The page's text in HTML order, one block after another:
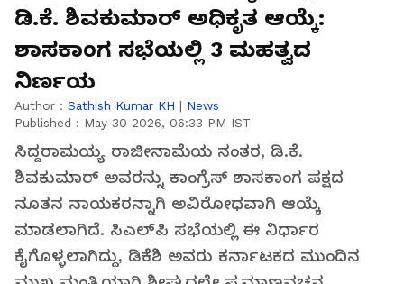
ಡಿ.ಕೆ. ಶಿವಕುಮಾರ್ ಅಧಿಕೃತ ಆಯ್ಕೆ:
ಶಾಸಕಾಂಗ ಸಭೆಯಲ್ಲಿ 3 ಮಹತ್ವದ
ನಿರ್ಣಯ
Author : Sathish Kumar KH | News
Published : May 30 2026, 06:33 PM IST
ಸಿದ್ದರಾಮಯ್ಯ ರಾಜೀನಾಮೆಯ ನಂತರ, ಡಿ.ಕೆ.
ಶಿವಕುಮಾರ್ ಅವರನ್ನು ಕಾಂಗ್ರೆಸ್ ಶಾಸಕಾಂಗ ಪಕ್ಷದ
ನೂತನ ನಾಯಕರನ್ನಾಗಿ ಅವಿರೋಧವಾಗಿ ಆಯ್ಕೆ
ಮಾಡಲಾಗಿದೆ. ಸಿಎಲ್‌ಪಿ ಸಭೆಯಲ್ಲಿ ಈ ನಿರ್ಧಾರ
ಕೈಗೊಳ್ಳಲಾಗಿದ್ದು, ಡಿಕೆಶಿ ಅವರು ಕರ್ನಾಟಕದ ಮುಂದಿನ